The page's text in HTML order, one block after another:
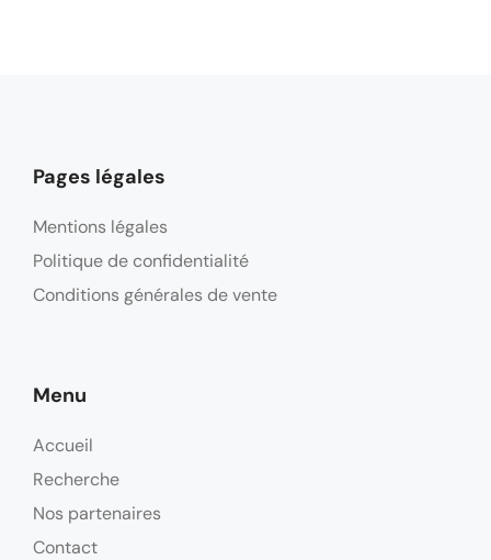
Pages légales
Mentions légales
Politique de confidentialité
Conditions générales de vente
Menu
Accueil
Recherche
Nos partenaires
Contact